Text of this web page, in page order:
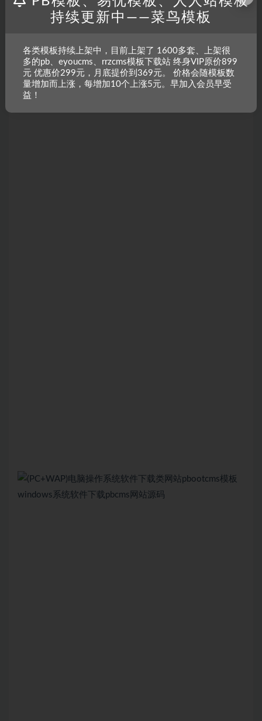
持续更新中——菜鸟模板
各类模板持续上架中，目前上架了 1600多套、上架很
多的pb、eyoucms、rrzcms模板下载站 终身VIP原价899
元 优惠价299元，月底提价到369元。 价格会随模板数
量增加而上涨，每增加10个上涨5元。早加入会员早受
益！